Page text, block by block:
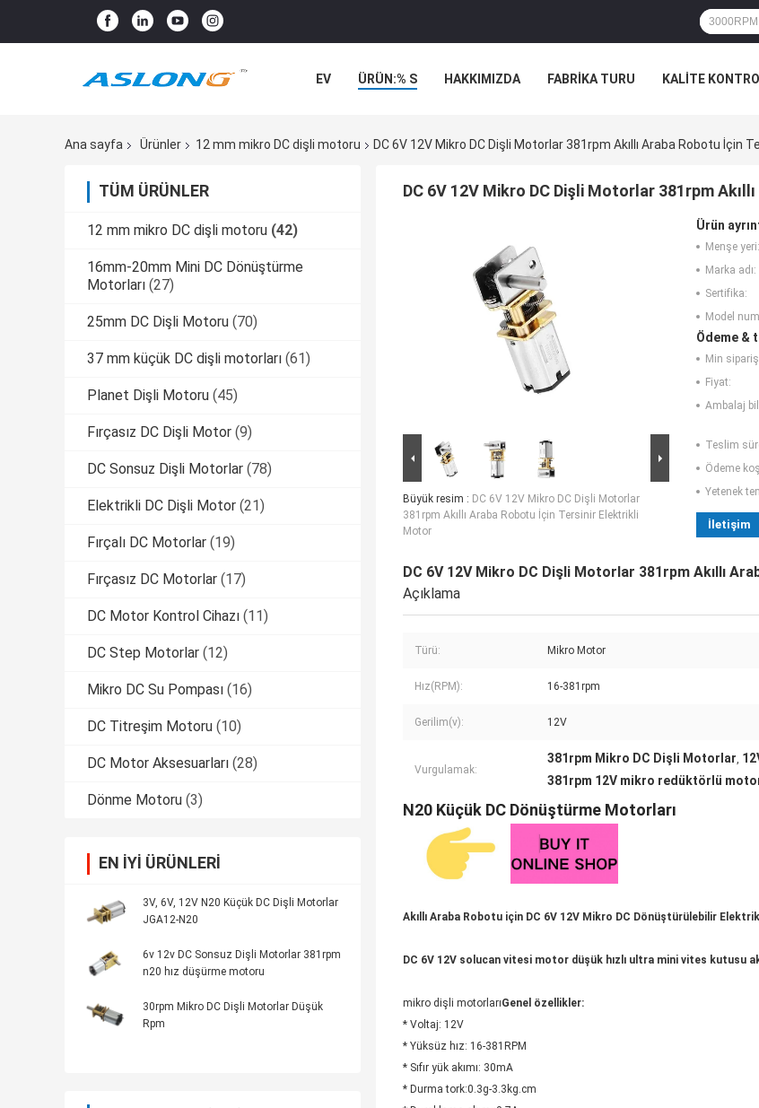
EV ÜRÜN:% S HAKKIMIZDA FABRIKA TURU KALITE
Ana sayfa Ürünler 12 mm mikro DC dişli motoru DC 6V 12V Mikro DC Dişli Motorlar 381rpm Akıllı Araba Robotu İçin
TÜM ÜRÜNLER
12 mm mikro DC dişli motoru (42)
16mm-20mm Mini DC Dönüştürme
Motorları (27)
25mm DC Dişli Motoru (70)
37 mm küçük DC dişli motorları (61)
Planet Dişli Motoru (45)
Fırçasız DC Dişli Motor (9)
DC Sonsuz Dişli Motorlar (78)
Elektrikli DC Dişli Motor (21)
Fırçalı DC Motorlar (19)
Fırçasız DC Motorlar (17)
DC Motor Kontrol Cihazı (11)
DC Step Motorlar (12)
Mikro DC Su Pompası (16)
DC Titreşim Motoru (10)
DC Motor Aksesuarları (28)
Dönme Motoru (3)
EN IYI ÜRÜNLERI
3V, 6V, 12V N20 Küçük DC Dişli Motorlar
JGA12-N20
6v 12v DC Sonsuz Dişli Motorlar 381rpm
n20 hız düşürme motoru
30rpm Mikro DC Dişli Motorlar Düşük
Rpm
DC 6V 12V Mikro DC Dişli Motorlar 381rpm
Büyük resim : DC 6V 12V Mikro DC Dişli Motorlar
381rpm Akıllı Araba Robotu İçin Tersinir Elektrikli
Motor
Ürün
Menşe yeri:
Marka adı:
Sertifika:
Model
Ödeme &
Min
Fiyat:
Ambalaj
Teslim
Ödeme
Yetenek
İletişim
DC 6V 12V Mikro DC Dişli Motorlar 381rpm Akıllı
Açıklama
Türü: Mikro Motor
Hız(RPM): 16-381rpm
Gerilim(v): 12V
Vurgulamak:
381rpm Mikro DC Dişli Motorlar,
381rpm 12V mikro redüktörlü
N20 Küçük DC Dönüştürme Motorları
Akıllı Araba Robotu için DC 6V 12V Mikro DC Dönüştürülebilir
DC 6V 12V solucan vitesi motor düşük hızlı ultra mini vites kutusu
mikro dişli motorlarıGenel özellikler:
* Voltaj: 12V
* Yüksüz hız: 16-381RPM
* Sıfır yük akımı: 30mA
* Durma tork:0.3g-3.3kg.cm